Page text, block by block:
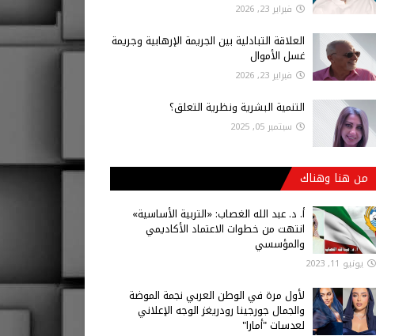
فبراير 23, 2026
العلاقة التبادلية بين الجريمة الإرهابية وجريمة
غسل الأموال
فبراير 23, 2026
التنمية البشرية ونظرية التعلق؟
سبتمبر 05, 2025
من هنا وهناك
أ‌. د. عبد الله الغصاب: «التربية الأساسية»
انتهت من خطوات الاعتماد الأكاديمي
والمؤسسي
يونيو 11, 2023
لأول مرة في الوطن العربي نجمة الموضة
والجمال جورجينا رودريغز الوجه الإعلاني
لعدسات "أمارا"